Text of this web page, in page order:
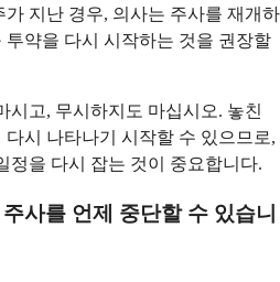
지난 경우, 의사는 주사를 재개하
약을 다시 시작하는 것을 권장할
시고, 무시하지도 마십시오. 놓친
시 나타나기 시작할 수 있으므로,
정을 다시 잡는 것이 중요합니다.
사를 언제 중단할 수 있습니